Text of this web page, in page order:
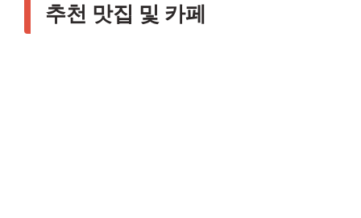
추천 맛집 및 카페